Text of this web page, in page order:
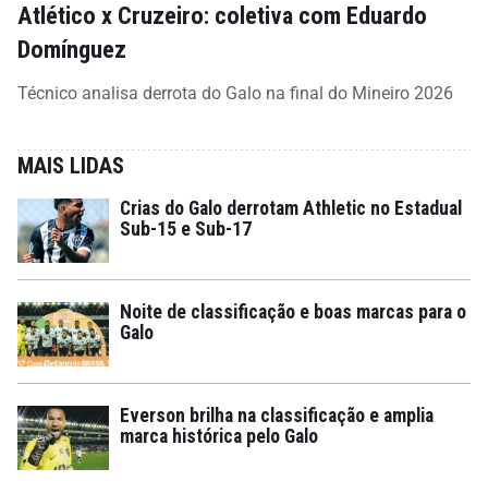
Atlético x Cruzeiro: coletiva com Eduardo
Domínguez
Técnico analisa derrota do Galo na final do Mineiro 2026
MAIS LIDAS
Crias do Galo derrotam Athletic no Estadual
Sub-15 e Sub-17
Noite de classificação e boas marcas para o
Galo
Everson brilha na classificação e amplia
marca histórica pelo Galo